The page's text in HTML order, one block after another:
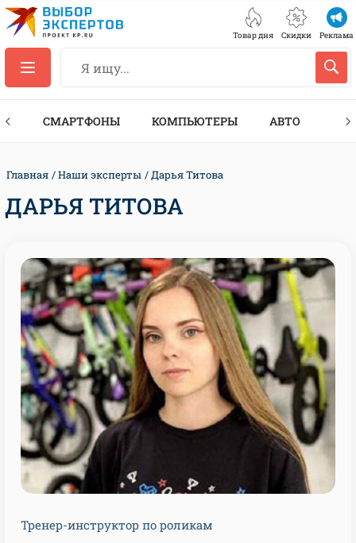
Товар дня Скидки Реклама
СМАРТФОНЫ КОМПЬЮТЕРЫ АВТО
Главная Наши эксперты Дарья Титова
ДАРЬЯ ТИТОВА
Тренер-инструктор по роликам